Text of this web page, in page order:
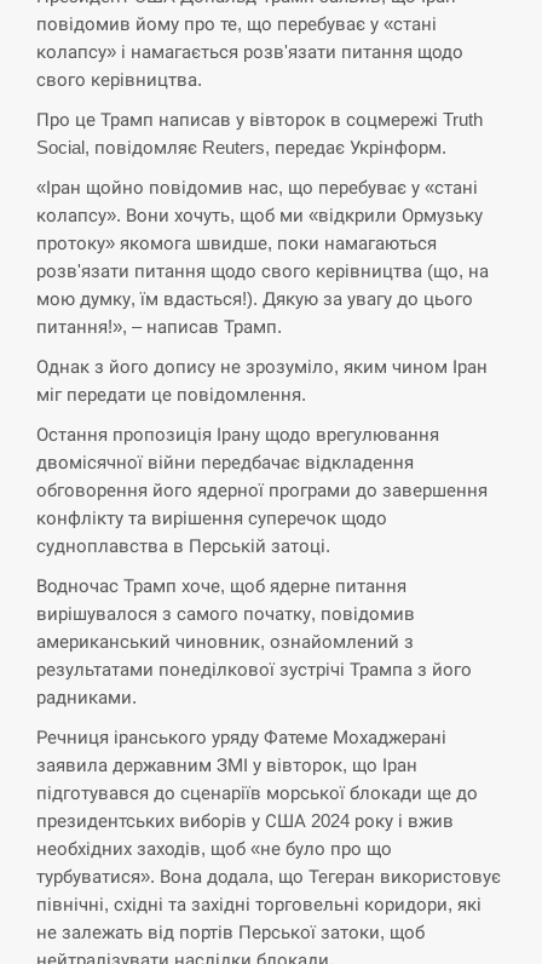
кризу –…
СЕРПЕНЬ
15:00
РФ провела новий раунд таємних
зустрічей з Європою щодо війни…
СЕРПЕНЬ
14:53
Экс-послу в США Стефанишиной
вручили новое подозрение и избирают
меру…
СЕРПЕНЬ
У Росії розгортається ракетний підрозділ
КНДР – Reuters
СЕРПЕНЬ
14:23
Поставки ракет для ПВО сократились
втрое, хотя у партнеров они…
СЕРПЕНЬ
14:10
збільшення потоку води до…
СЕРПЕНЬ
13:53
В Москве пожаловались на “кратный
рост” атак дронов Украины
СЕРПЕНЬ
повідомив йому про те, що перебуває у «стані
колапсу» і намагається розв'язати питання щодо
свого керівництва.
Про це Трамп написав у вівторок в соцмережі Truth
Social, повідомляє Reuters, передає Укрінформ.
«Іран щойно повідомив нас, що перебуває у «стані
колапсу». Вони хочуть, щоб ми «відкрили Ормузьку
протоку» якомога швидше, поки намагаються
розв'язати питання щодо свого керівництва (що, на
мою думку, їм вдасться!). Дякую за увагу до цього
питання!», – написав Трамп.
Однак з його допису не зрозуміло, яким чином Іран
міг передати це повідомлення.
Остання пропозиція Ірану щодо врегулювання
двомісячної війни передбачає відкладення
обговорення його ядерної програми до завершення
конфлікту та вирішення суперечок щодо
судноплавства в Перській затоці.
Водночас Трамп хоче, щоб ядерне питання
вирішувалося з самого початку, повідомив
американський чиновник, ознайомлений з
результатами понеділкової зустрічі Трампа з його
радниками.
Речниця іранського уряду Фатеме Мохаджерані
заявила державним ЗМІ у вівторок, що Іран
підготувався до сценаріїв морської блокади ще до
президентських виборів у США 2024 року і вжив
необхідних заходів, щоб «не було про що
турбуватися». Вона додала, що Тегеран використовує
північні, східні та західні торговельні коридори, які
не залежать від портів Перської затоки, щоб